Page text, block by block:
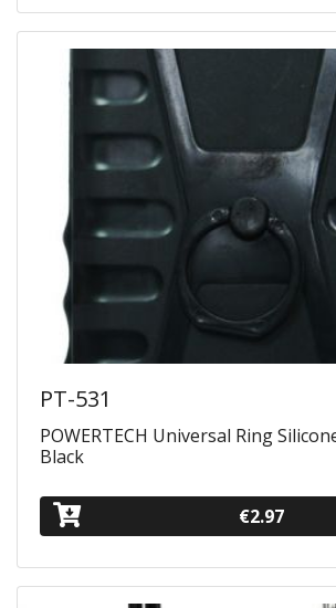
PT-531
POWERTECH Universal Ring
Black
€2.97